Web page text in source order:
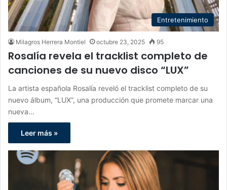
Entretenimiento
Milagros Herrera Montiel octubre 23, 2025 95
Rosalía revela el tracklist completo de
canciones de su nuevo disco “LUX”
La artista española Rosalía reveló el tracklist completo de su
nuevo álbum, “LUX”, una producción que promete marcar una
nueva…
Leer más »